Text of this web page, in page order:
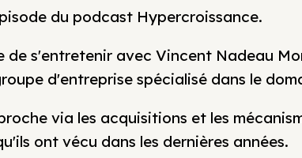
du podcast Hypercroissance.
de s'entretenir avec Vincent Nadeau
d'entreprise spécialisé dans le
via les acquisitions et les
ont vécu dans les dernières années.